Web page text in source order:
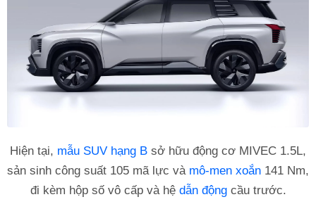
Hiện tại, mẫu SUV hạng B sở hữu động cơ MIVEC 1.5L,
sản sinh công suất 105 mã lực và mô-men xoắn 141 Nm,
đi kèm hộp số vô cấp và hệ dẫn độngcầu trước.